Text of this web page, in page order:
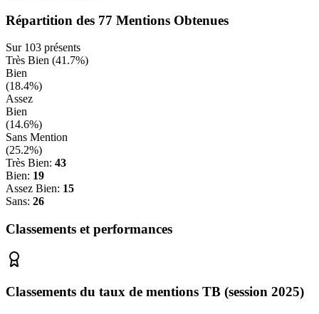
Répartition des 77 Mentions Obtenues
Sur 103 présents
Très Bien (41.7%)
Bien
(18.4%)
Assez
Bien
(14.6%)
Sans Mention
(25.2%)
Très Bien: 43
Bien: 19
Assez Bien: 15
Sans: 26
Classements et performances
Classements du taux de mentions TB (session 2025)